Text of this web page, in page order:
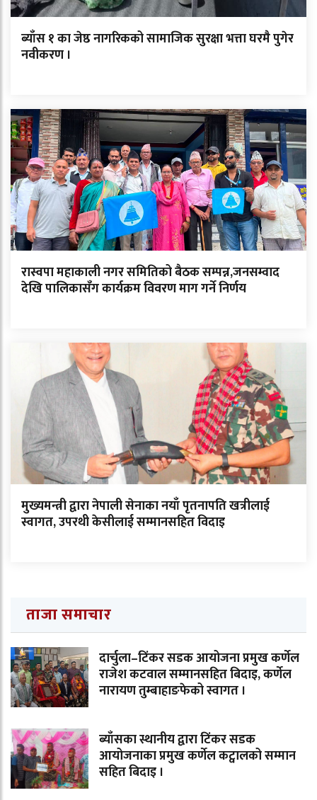
ब्याँस १ का जेष्ठ नागरिकको सामाजिक सुरक्षा भत्ता घरमै पुगेर
नवीकरण ।
रास्वपा महाकाली नगर समितिको बैठक सम्पन्न,जनसम्वाद
देखि पालिकासँग कार्यक्रम विवरण माग गर्ने निर्णय
मुख्यमन्त्री द्वारा नेपाली सेनाका नयाँ पृतनापति खत्रीलाई
स्वागत, उपरथी केसीलाई सम्मानसहित विदाइ
ताजा समाचार
दार्चुला–टिंकर सडक आयोजना प्रमुख कर्णेल
राजेश कटवाल सम्मानसहित बिदाइ, कर्णेल
नारायण तुम्बाहाङफेको स्वागत ।
ब्याँसका स्थानीय द्वारा टिंकर सडक
आयोजनाका प्रमुख कर्णेल कट्वालको सम्मान
सहित बिदाइ ।